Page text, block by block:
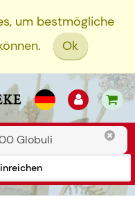
um bestmögliche
Ok